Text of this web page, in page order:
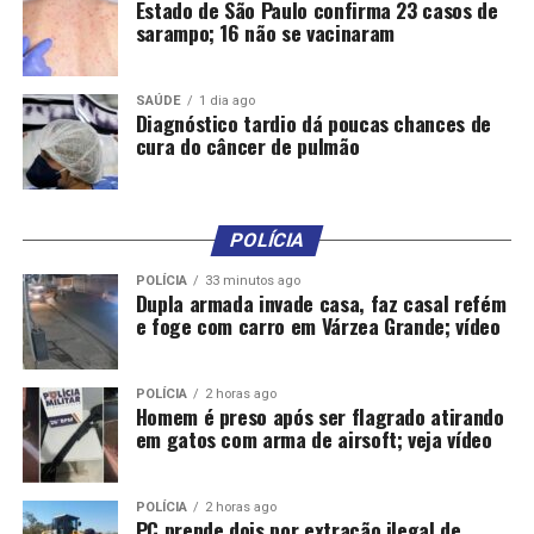
aprovação de um projeto de lei complementar que
regulamente os direitos trabalhistas, previdenciários e
sindicais dos trabalhadores mediados por plataformas
no transporte de pessoas é outra reivindicação da pauta
entregue ao presidente Lula na terça-feira.
Nesta quinta-feira (1º), Dia do Trabalhador,
manifestantes fazem um ato em São Paulo
precarização das relações de trabalho e o que eles
chamam de “exploração das empresas de
aplicativo”.
Os trabalhadores por conta própria sem CNPJ somam
19,1 milhões, segundo o IBGE, quase um em cada cinco
pessoas ocupadas no país.
“A grande maioria dos
Estado de São Paulo confirma 23 casos de
sarampo; 16 não se vacinaram
SAÚDE 1 dia ago
Diagnóstico tardio dá poucas chances de
cura do câncer de pulmão
POLÍCIA
POLÍCIA 33 minutos ago
Dupla armada invade casa, faz casal refém
e foge com carro em Várzea Grande; vídeo
POLÍCIA 2 horas ago
Homem é preso após ser flagrado atirando
em gatos com arma de airsoft; veja vídeo
POLÍCIA 2 horas ago